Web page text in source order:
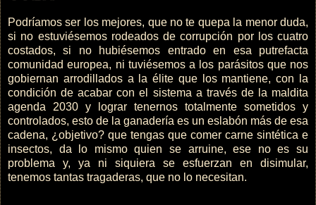
Podríamos ser los mejores, que no te quepa la menor duda,
si no estuviésemos rodeados de corrupción por los cuatro
costados, si no hubiésemos entrado en esa putrefacta
comunidad europea, ni tuviésemos a los parásitos que nos
gobiernan arrodillados a la élite que los mantiene, con la
condición de acabar con el sistema a través de la maldita
agenda 2030 y lograr tenernos totalmente sometidos y
controlados, esto de la ganadería es un eslabón más de esa
cadena, ¿objetivo? que tengas que comer carne sintética e
insectos, da lo mismo quien se arruine, ese no es su
problema y, ya ni siquiera se esfuerzan en disimular,
tenemos tantas tragaderas, que no lo necesitan.